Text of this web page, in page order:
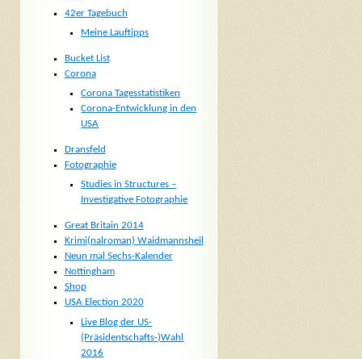
42er Tagebuch
Meine Lauftipps
Bucket List
Corona
Corona Tagesstatistiken
Corona-Entwicklung in den
USA
Dransfeld
Fotographie
Studies in Structures –
Investigative Fotographie
Great Britain 2014
Krimi(nalroman) Waidmannsheil
Neun mal Sechs-Kalender
Nottingham
Shop
USA Election 2020
Live Blog der US-
(Präsidentschafts-)Wahl
2016